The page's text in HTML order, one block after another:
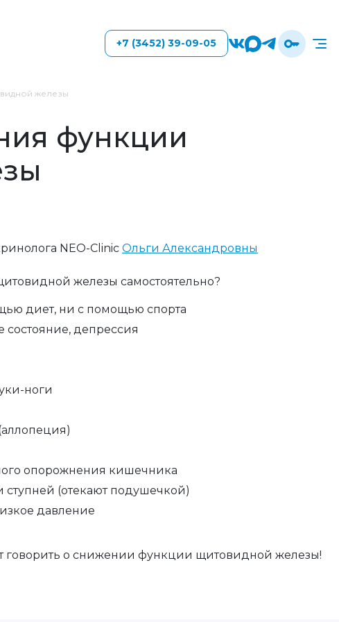
+7 (3452) 39-09-05
железы
функции
NEO-Clinic Ольги Александровны
железы самостоятельно?
диет, ни с помощью спорта
состояние, депрессия
ноги
кожа, себорея
опорожнения кишечника
(отекают подушечкой)
давление
говорить о снижении функции щитовидной железы!